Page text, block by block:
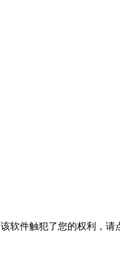
软件触犯了您的权利，请